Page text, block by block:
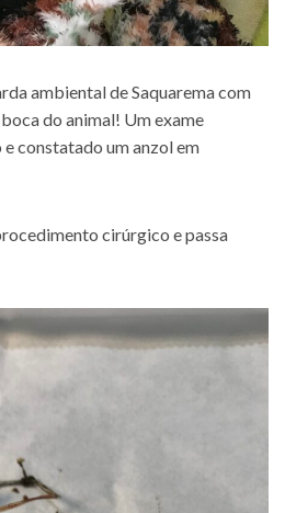
ambiental de Saquarema com
do animal! Um exame
constatado um anzol em
cirúrgico e passa